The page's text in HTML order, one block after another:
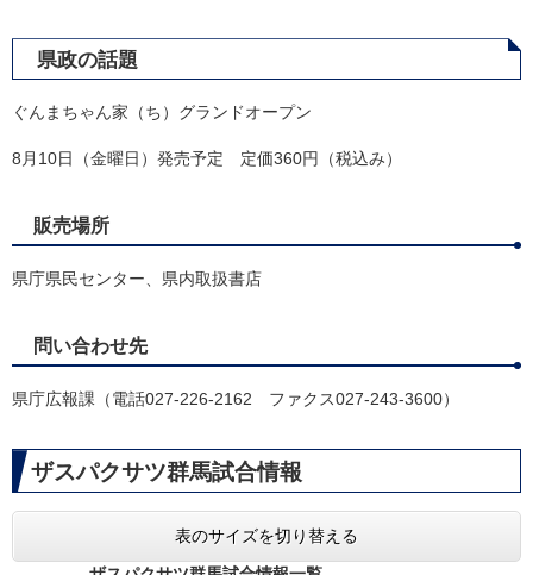
県政の話題
ぐんまちゃん家（ち）グランドオープン
8月10日（金曜日）発売予定 定価360円（税込み）
販売場所
県庁県民センター、県内取扱書店
問い合わせ先
県庁広報課（電話027-226-2162 ファクス027-243-3600）
ザスパクサツ群馬試合情報
表のサイズを切り替える